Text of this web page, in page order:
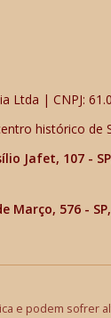
Ltda | CNPJ:
histórico de
Jafet, 107 -
Março, 576 -
e podem sofrer